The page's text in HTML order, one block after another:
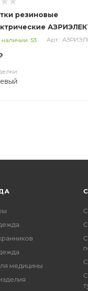
резиновые
наличии: 53 Арт.:
медицины